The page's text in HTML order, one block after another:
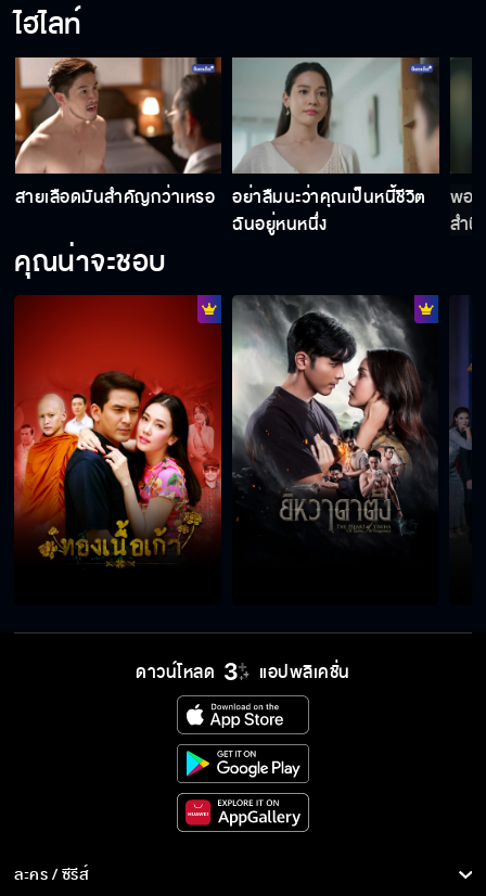
ไฮไลท์
สายเลือดมันสำคัญกว่าเหรอ
อย่าลืมนะว่าคุณเป็นหนี้ชีวิต
ฉันอยู่หนหนึ่ง
พอไ
สำนึ
คุณน่าจะชอบ
ดาวน์โหลด แอปพลิเคชั่น
ละคร / ซีรีส์